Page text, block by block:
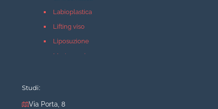
Labioplastica
Lifting viso
Liposuzione
Mastopessi
Studi:
Via Porta, 8